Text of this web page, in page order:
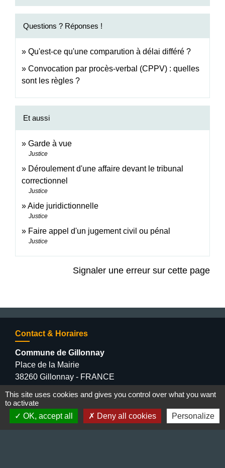
Questions ? Réponses !
Qu'est-ce qu'une comparution à délai différé ?
Convocation par procès-verbal (CPPV) : quelles
sont les règles ?
Et aussi
Garde à vue
Justice
Déroulement d'une affaire devant le tribunal
correctionnel
Justice
Aide juridictionnelle
Justice
Faire appel d'un jugement civil ou pénal
Justice
Signaler une erreur sur cette page
Contact & Horaires
Commune de Gillonnay
Place de la Mairie
38260 Gillonnay - FRANCE
Contact par formulaire
Lundi : 10:00 - 12:00
This site uses cookies and gives you control over what you want
to activate
OK, accept all
Deny all cookies Personalize